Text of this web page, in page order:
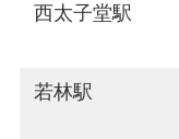
西太子堂駅
若林駅